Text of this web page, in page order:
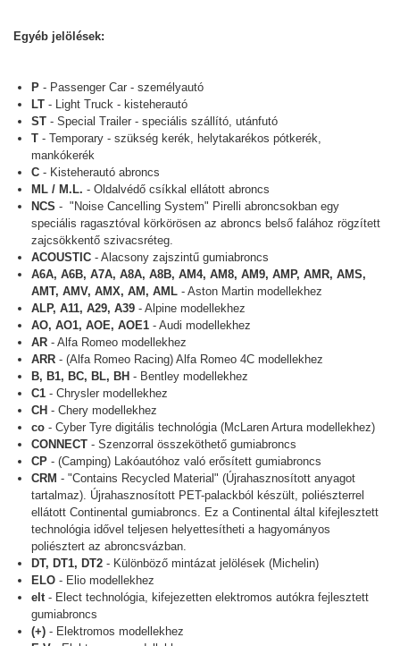
Egyéb jelölések:
P - Passenger Car - személyautó
LT - Light Truck - kisteherautó
ST - Special Trailer - speciális szállító, utánfutó
T - Temporary - szükség kerék, helytakarékos pótkerék,
mankókerék
C - Kisteherautó abroncs
ML / M.L. - Oldalvédő csíkkal ellátott abroncs
NCS - "Noise Cancelling System" Pirelli abroncsokban egy
speciális ragasztóval körkörösen az abroncs belső falához rögzített
zajcsökkentő szivacsréteg.
ACOUSTIC - Alacsony zajszintű gumiabroncs
A6A, A6B, A7A, A8A, A8B, AM4, AM8, AM9, AMP, AMR, AMS,
AMT, AMV, AMX, AM, AML - Aston Martin modellekhez
ALP, A11, A29, A39 - Alpine modellekhez
AO, AO1, AOE, AOE1 - Audi modellekhez
AR - Alfa Romeo modellekhez
ARR - (Alfa Romeo Racing) Alfa Romeo 4C modellekhez
B, B1, BC, BL, BH - Bentley modellekhez
C1 - Chrysler modellekhez
CH - Chery modellekhez
co - Cyber Tyre digitális technológia (McLaren Artura modellekhez)
CONNECT - Szenzorral összeköthető gumiabroncs
CP - (Camping) Lakóautóhoz való erősített gumiabroncs
CRM - "Contains Recycled Material" (Újrahasznosított anyagot
tartalmaz). Újrahasznosított PET-palackból készült, poliészterrel
ellátott Continental gumiabroncs. Ez a Continental által kifejlesztett
technológia idővel teljesen helyettesítheti a hagyományos
poliésztert az abroncsvázban.
DT, DT1, DT2 - Különböző mintázat jelölések (Michelin)
ELO - Elio modellekhez
elt- Elect technológia, kifejezetten elektromos autókra fejlesztett
gumiabroncs
(+) - Elektromos modellekhez